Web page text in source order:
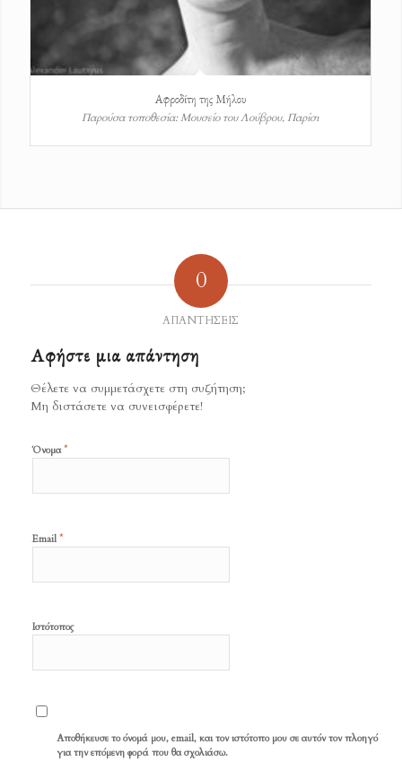
Αφροδίτη της Μήλου
Παρούσα τοποθεσία: Μουσείο του Λούβρου, Παρίσι
0
ΑΠΑΝΤΉΣΕΙΣ
Aφήστε μια απάντηση
Θέλετε να συμμετάσχετε στη συζήτηση;
Μη διστάσετε να συνεισφέρετε!
Όνομα*
Email *
Ιστότοπος
Αποθήκευσε το όνομά μου, email, και τον ιστότοπο μου σε αυτόν τον πλοηγό
για την επόμενη φορά που θα σχολιάσω.